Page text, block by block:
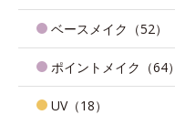
ベースメイク（52）
ポイントメイク（64）
UV（18）